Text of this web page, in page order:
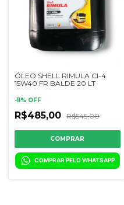
ÓLEO SHELL RIMULA CI-4
15W40 FR BALDE 20 LT
-11% OFF
R$485,00 R$545,00
COMPRAR PELO WHATSAPP